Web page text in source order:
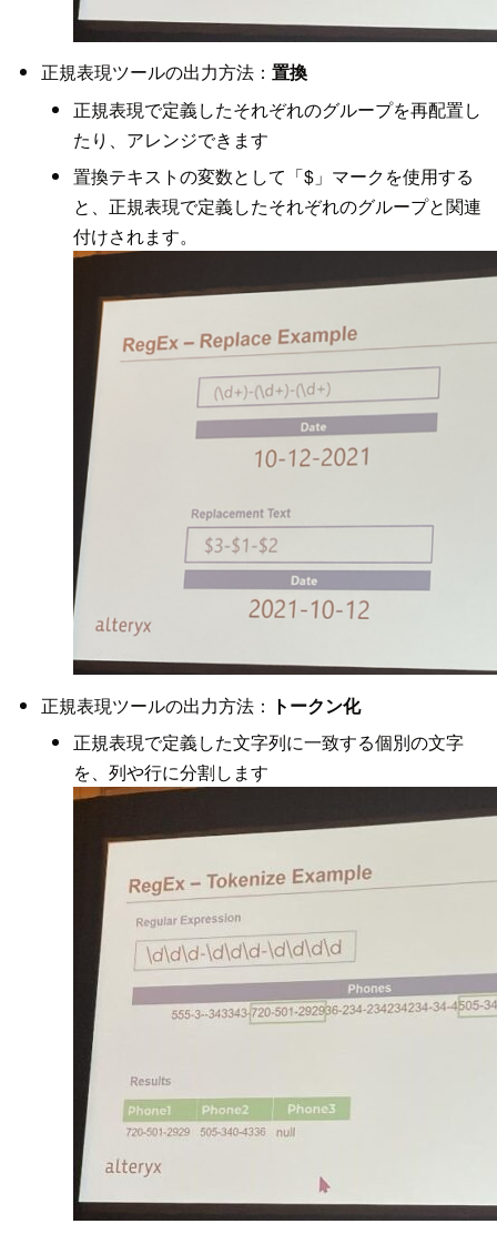
正規表現ツールの出力方法： 置換
正規表現で定義したそれぞれのグループを再配置し
たり、アレンジできます
置換テキストの変数として「$」マークを使用する
と、正規表現で定義したそれぞれのグループと関連
付けされます。
正規表現ツールの出力方法： トークン化
正規表現で定義した文字列に一致する個別の文字
を、列や行に分割します